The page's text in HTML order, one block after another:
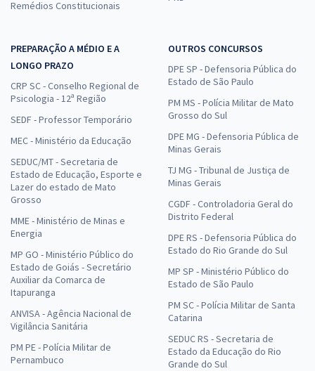
Remédios Constitucionais
PREPARAÇÃO A MÉDIO E A
LONGO PRAZO
CRP SC - Conselho Regional de
Psicologia - 12ª Região
SEDF - Professor Temporário
MEC - Ministério da Educação
SEDUC/MT - Secretaria de
Estado de Educação, Esporte e
Lazer do estado de Mato
Grosso
MME - Ministério de Minas e
Energia
MP GO - Ministério Público do
Estado de Goiás - Secretário
Auxiliar da Comarca de
Itapuranga
ANVISA - Agência Nacional de
Vigilância Sanitária
PM PE - Polícia Militar de
Pernambuco
OUTROS CONCURSOS
DPE SP - Defensoria Pública do
Estado de São Paulo
PM MS - Polícia Militar de Mato
Grosso do Sul
DPE MG - Defensoria Pública de
Minas Gerais
TJ MG - Tribunal de Justiça de
Minas Gerais
CGDF - Controladoria Geral do
Distrito Federal
DPE RS - Defensoria Pública do
Estado do Rio Grande do Sul
MP SP - Ministério Público do
Estado de São Paulo
PM SC - Polícia Militar de Santa
Catarina
SEDUC RS - Secretaria de
Estado da Educação do Rio
Grande do Sul